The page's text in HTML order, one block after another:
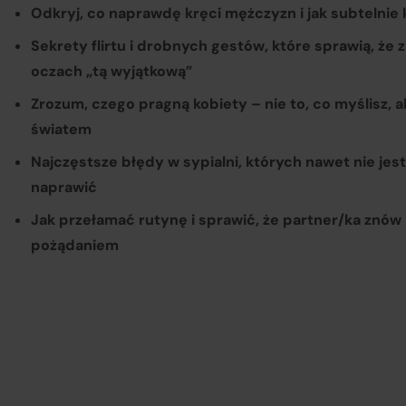
Odkryj, co naprawdę kręci mężczyzn i jak
Sekrety flirtu i drobnych gestów, które sprawią, że
oczach „tą wyjątkową”
Zrozum, czego pragną kobiety – nie to, co myślisz,
światem
Najczęstsze błędy w sypialni, których nawet nie
naprawić
Jak przełamać rutynę i sprawić, że partner/ka
pożądaniem